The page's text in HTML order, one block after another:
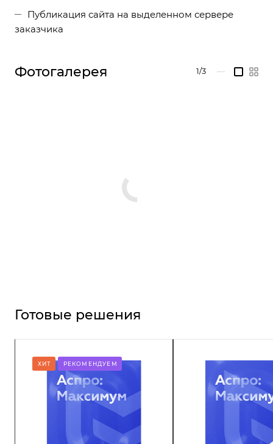
Публикация сайта на выделенном сервере
заказчика
Фотогалерея 1/3 —
Готовые решения
ХИТ РЕКОМЕНДУЕМ